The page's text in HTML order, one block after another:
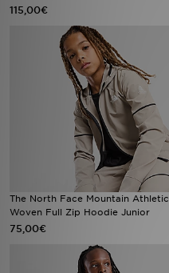
115,00€
The North Face Mountain Athletic
Woven Full Zip Hoodie Junior
75,00€
Bestellverfolgung
Hilfe & Kontakt
Trending Styles